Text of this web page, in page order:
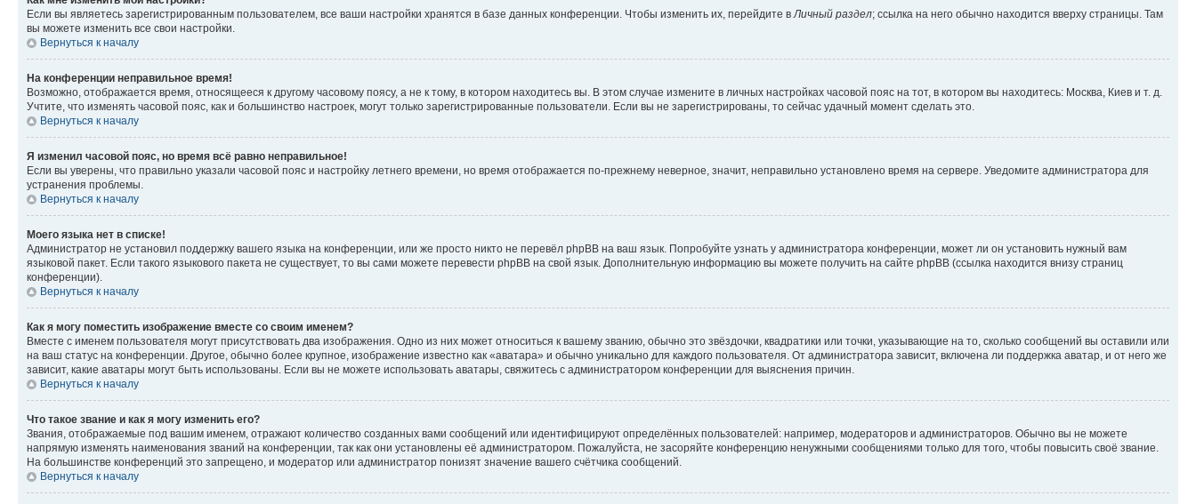
Если вы являетесь зарегистрированным пользователем, все ваши настройки хранятся в базе данных конференции. Чтобы изменить их, перейдите в Личный раздел; ссылка на него обычно находится вверху страницы. Там
вы можете изменить все свои настройки.
Вернуться к началу
На конференции неправильное время!
Возможно, отображается время, относящееся к другому часовому поясу, а не к тому, в котором находитесь вы. В этом случае измените в личных настройках часовой пояс на тот, в котором вы находитесь: Москва, Киев и т. д.
Учтите, что изменять часовой пояс, как и большинство настроек, могут только зарегистрированные пользователи. Если вы не зарегистрированы, то сейчас удачный момент сделать это.
Вернуться к началу
Я изменил часовой пояс, но время всё равно неправильное!
Если вы уверены, что правильно указали часовой пояс и настройку летнего времени, но время отображается по-прежнему неверное, значит, неправильно установлено время на сервере. Уведомите администратора для
устранения проблемы.
Вернуться к началу
Моего языка нет в списке!
Администратор не установил поддержку вашего языка на конференции, или же просто никто не перевёл phpBB на ваш язык. Попробуйте узнать у администратора конференции, может ли он установить нужный вам
языковой пакет. Если такого языкового пакета не существует, то вы сами можете перевести phpBB на свой язык. Дополнительную информацию вы можете получить на сайте phpBB (ссылка находится внизу страниц
конференции).
Вернуться к началу
Как я могу поместить изображение вместе со своим именем?
Вместе с именем пользователя могут присутствовать два изображения. Одно из них может относиться к вашему званию, обычно это звёздочки, квадратики или точки, указывающие на то, сколько сообщений вы оставили или
на ваш статус на конференции. Другое, обычно более крупное, изображение известно как «аватара» и обычно уникально для каждого пользователя. От администратора зависит, включена ли поддержка аватар, и от него же
зависит, какие аватары могут быть использованы. Если вы не можете использовать аватары, свяжитесь с администратором конференции для выяснения причин.
Вернуться к началу
Что такое звание и как я могу изменить его?
Звания, отображаемые под вашим именем, отражают количество созданных вами сообщений или идентифицируют определённых пользователей: например, модераторов и администраторов. Обычно вы не можете
напрямую изменять наименования званий на конференции, так как они установлены её администратором. Пожалуйста, не засоряйте конференцию ненужными сообщениями только для того, чтобы повысить своё звание.
На большинстве конференций это запрещено, и модератор или администратор понизят значение вашего счётчика сообщений.
Вернуться к началу